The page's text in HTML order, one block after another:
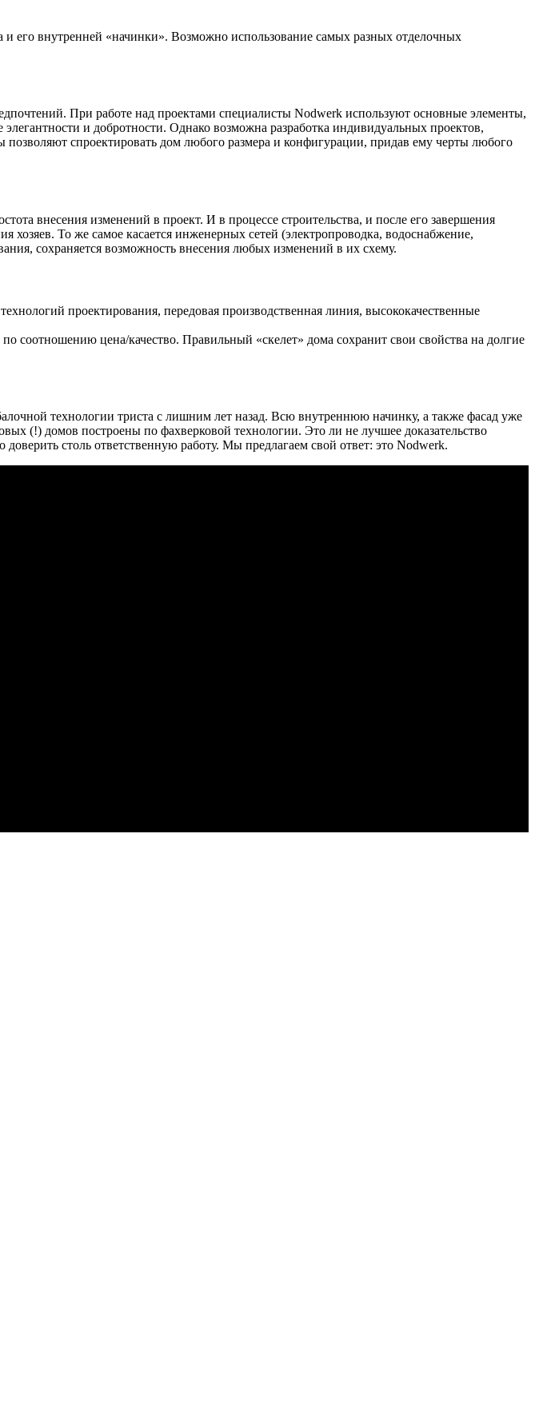
его внутренней «начинки». Возможно использование самых разных отделочных
При работе над проектами специалисты Nodwerk используют основные элементы,
и добротности. Однако возможна разработка индивидуальных проектов,
спроектировать дом любого размера и конфигурации, придав ему черты любого
внесения изменений в проект. И в процессе строительства, и после его завершения
хозяев. То же самое касается инженерных сетей (электропроводка, водоснабжение,
сохраняется возможность внесения любых изменений в их схему.
проектирования, передовая производственная линия, высококачественные
соотношению цена/качество. Правильный «скелет» дома сохранит свои свойства на долгие
технологии триста с лишним лет назад. Всю внутреннюю начинку, а также фасад уже
(!) домов построены по фахверковой технологии. Это ли не лучшее доказательство
столь ответственную работу. Мы предлагаем свой ответ: это Nodwerk.